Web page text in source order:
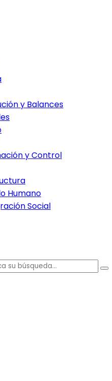
y Balances
y Control
Humano
Social